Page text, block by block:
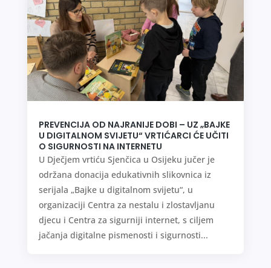
PREVENCIJA OD NAJRANIJE DOBI – UZ „BAJKE
U DIGITALNOM SVIJETU“ VRTIĆARCI ĆE UČITI
O SIGURNOSTI NA INTERNETU
U Dječjem vrtiću Sjenčica u Osijeku jučer je
održana donacija edukativnih slikovnica iz
serijala „Bajke u digitalnom svijetu“, u
organizaciji Centra za nestalu i zlostavljanu
djecu i Centra za sigurniji internet, s ciljem
jačanja digitalne pismenosti i sigurnosti...